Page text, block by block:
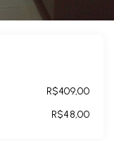
R$409,00
R$48,00